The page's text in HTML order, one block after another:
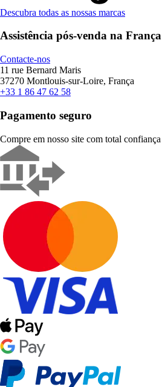
Descubra todas as nossas marcas
Assistência pós-venda na França
Contacte-nos
11 rue Bernard Maris
37270 Montlouis-sur-Loire, França
+33 1 86 47 62 58
Pagamento seguro
Compre em nosso site com total confiança